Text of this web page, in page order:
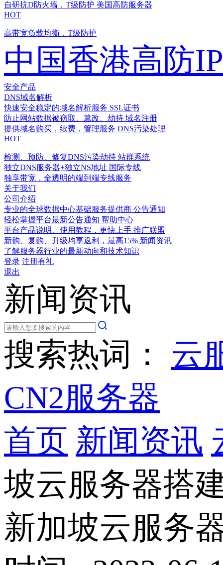
自研抗D防火墙，T级防护 美国高防服务器
HOT
高带宽负载均衡，T级防护
中国香港高防IP
安全产品
DNS域名解析
快速安全稳定的域名解析服务 SSL证书
防止网站数据被窃取、篡改、劫持 域名注册
提供域名购买，续费，管理服务 DNS污染处理
HOT
检测、预防、修复DNS污染劫持 站群系统
独立DNS服务器+独立NS地址 国际专线
独享带宽，全透明的端到端专线服务
关于我们
公司介绍
专业的全球数据中心基础服务提供商 公告通知
轻松掌握平台最新公告通知 帮助中心
平台产品说明、使用教程，更快上手 推广联盟
新购、复购、升级均享返利，最高15% 新闻资讯
了解服务器行业的最新动向和技术知识
登录 注册有礼
退出
新闻资讯
搜索热词： 云
CN2服务器
首页 新闻资讯
坡云服务器搭
新加坡云服务